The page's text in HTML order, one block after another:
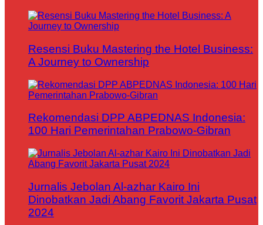
Resensi Buku Mastering the Hotel Business:
A Journey to Ownership
Rekomendasi DPP ABPEDNAS Indonesia:
100 Hari Pemerintahan Prabowo-Gibran
Jurnalis Jebolan Al-azhar Kairo Ini
Dinobatkan Jadi Abang Favorit Jakarta Pusat
2024